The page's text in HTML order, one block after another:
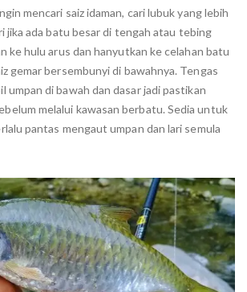
mencari saiz idaman, cari lubuk yang lebih
jika ada batu besar di tengah atau tebing
ke hulu arus dan hanyutkan ke celahan batu
gemar bersembunyi di bawahnya. Tengas
umpan di bawah dan dasar jadi pastikan
melalui kawasan berbatu. Sedia untuk
pantas mengaut umpan dan lari semula